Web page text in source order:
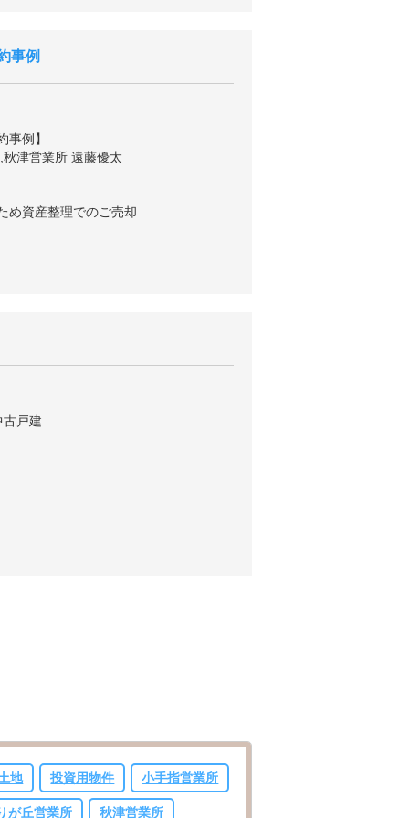
事例
事例】
津営業所 遠藤優太
め資産整理でのご売却
戸建
地 投資用物件 小手指営業所
が丘営業所 秋津営業所